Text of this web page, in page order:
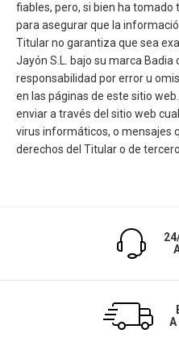
fiables, pero, si bien ha
para asegurar que la
Titular no garantiza que sea
Jayón S.L. bajo su marca
responsabilidad por error u
en las páginas de este sitio
enviar a través del sitio web
virus informáticos, o mensajes
derechos del Titular o de
A